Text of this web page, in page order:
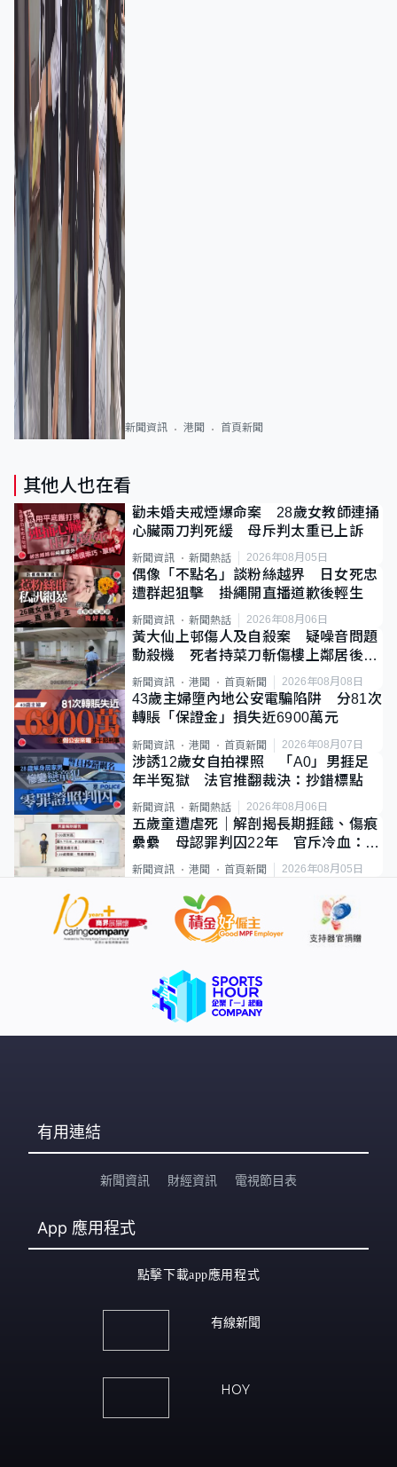
新聞資訊 港聞 首頁新聞
其他人也在看
勸未婚夫戒煙爆命案 28歲女教師連捅
心臟兩刀判死緩 母斥判太重已上訴
新聞資訊 新聞熱話 2026年08月05日
偶像「不點名」談粉絲越界 日女死忠
遭群起狙擊 掛繩開直播道歉後輕生
新聞資訊 新聞熱話 2026年08月06日
黃大仙上邨傷人及自殺案 疑噪音問題
動殺機 死者持菜刀斬傷樓上鄰居後墮
斃
新聞資訊 港聞 首頁新聞 2026年08月08日
43歲主婦墮內地公安電騙陷阱 分81次
轉賬「保證金」損失近6900萬元
新聞資訊 港聞 首頁新聞 2026年08月07日
涉誘12歲女自拍祼照 「A0」男捱足
年半冤獄 法官推翻裁決：抄錯標點
新聞資訊 新聞熱話 2026年08月06日
五歲童遭虐死｜解剖揭長期捱餓、傷痕
纍纍 母認罪判囚22年 官斥冷血：同
類案最惡劣
新聞資訊 港聞 首頁新聞 2026年08月05日
有用連結
新聞資訊 財經資訊 電視節目表
App 應用程式
點擊下載app應用程式
有線新聞
HOY